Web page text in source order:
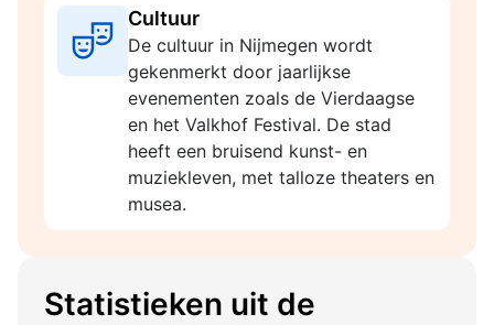
Cultuur
De cultuur in Nijmegen wordt
gekenmerkt door jaarlijkse
evenementen zoals de Vierdaagse
en het Valkhof Festival. De stad
heeft een bruisend kunst- en
muziekleven, met talloze theaters en
musea.
Statistieken uit de